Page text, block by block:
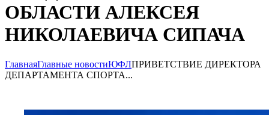
ОБЛАСТИ АЛЕКСЕЯ
НИКОЛАЕВИЧА СИПАЧА
ГлавнаяГлавные новостиЮФЛПРИВЕТСТВИЕ ДИРЕКТОРА
ДЕПАРТАМЕНТА СПОРТА...